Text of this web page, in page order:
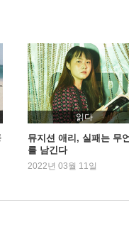
만남 79
업 85
랑해 93
읽다
뮤지션 애리, 실패는 무
를 남긴다
2022년 03월 11일